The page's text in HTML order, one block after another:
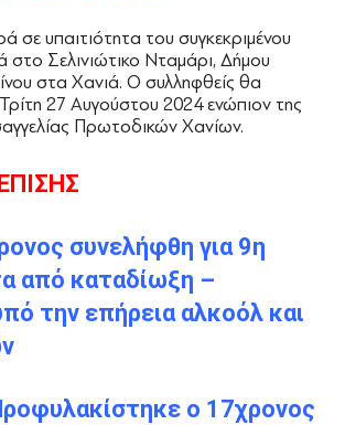
σε υπαιτιότητα του συγκεκριμένου
στο Σελινιώτικο Νταμάρι, Δήμου
στα Χανιά. Ο συλληφθείς θα
27 Αυγούστου 2024 ενώπιον της
Πρωτοδικών Χανίων.
συνελήφθη για 9η
από καταδίωξη –
την επήρεια αλκοόλ και
ο 17χρονος